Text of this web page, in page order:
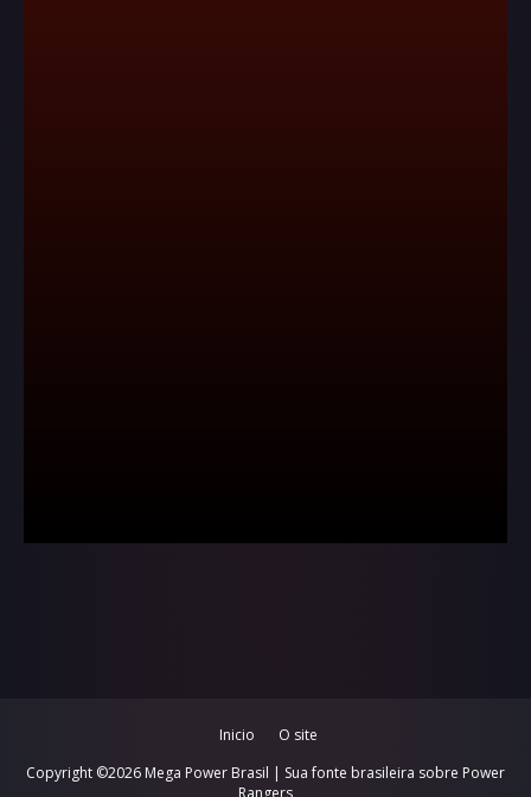
Inicio
O site
Copyright ©2026 Mega Power Brasil | Sua fonte brasileira sobre Power